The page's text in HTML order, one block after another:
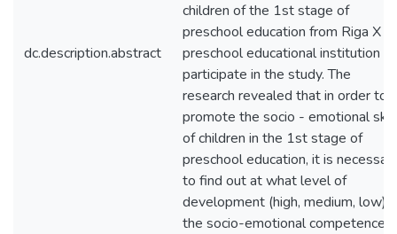
dc.description.abstract
children of the 1st stage of
preschool education from Riga X
preschool educational institution
participate in the study. The
research revealed that in order to
promote the socio - emotional
of children in the 1st stage of
preschool education, it is
to find out at what level of
development (high, medium, low)
the socio-emotional competences